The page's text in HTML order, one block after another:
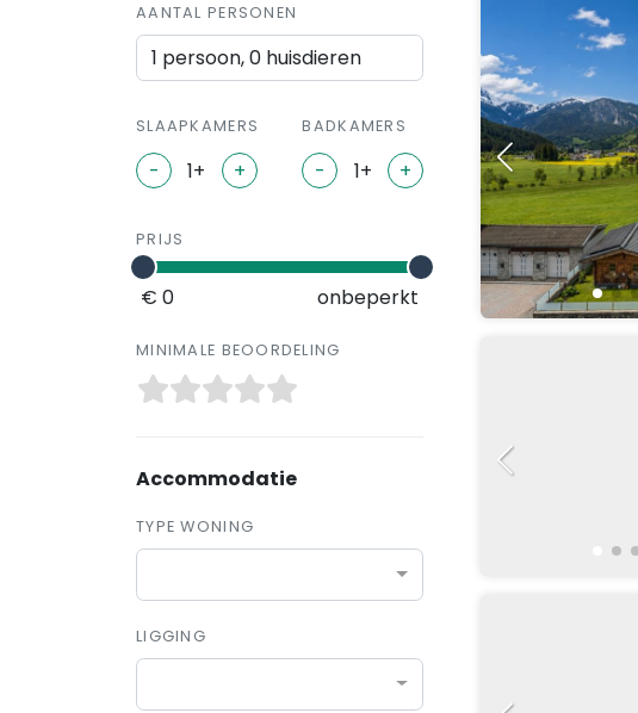
AANTAL PERSONEN
1 persoon, 0 huisdieren
SLAAPKAMERS
- +
BADKAMERS
- +
PRIJS
€ 0 onbeperkt
MINIMALE BEOORDELING
Accommodatie
TYPE WONING
LIGGING